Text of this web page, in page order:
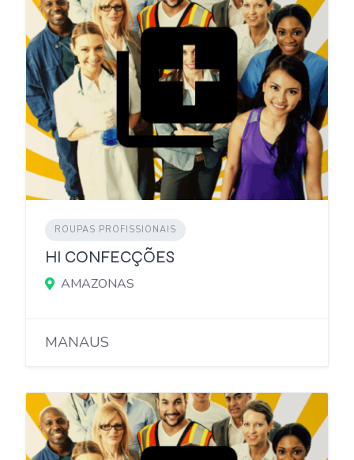
ROUPAS PROFISSIONAIS
HI CONFECÇÕES
AMAZONAS
MANAUS